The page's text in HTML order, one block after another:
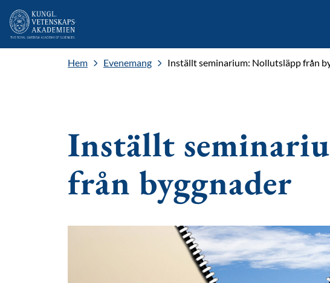
Hem Evenemang Inställt seminarium: Nollutsläpp från
Inställt
från byggnader